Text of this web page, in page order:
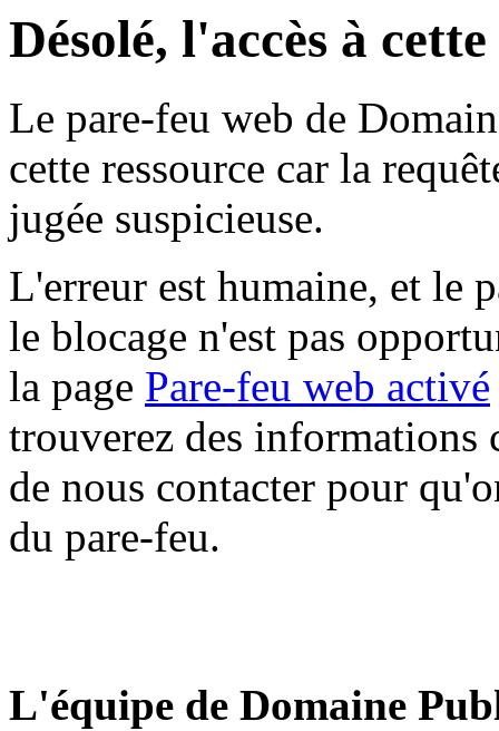
Désolé, l'accès à
Le pare-feu web de
cette ressource car la
jugée suspicieuse.
L'erreur est humaine, et le
le blocage n'est pas
la page Pare-feu web activé
trouverez des informations
de nous contacter pour
du pare-feu.
L'équipe de Domaine